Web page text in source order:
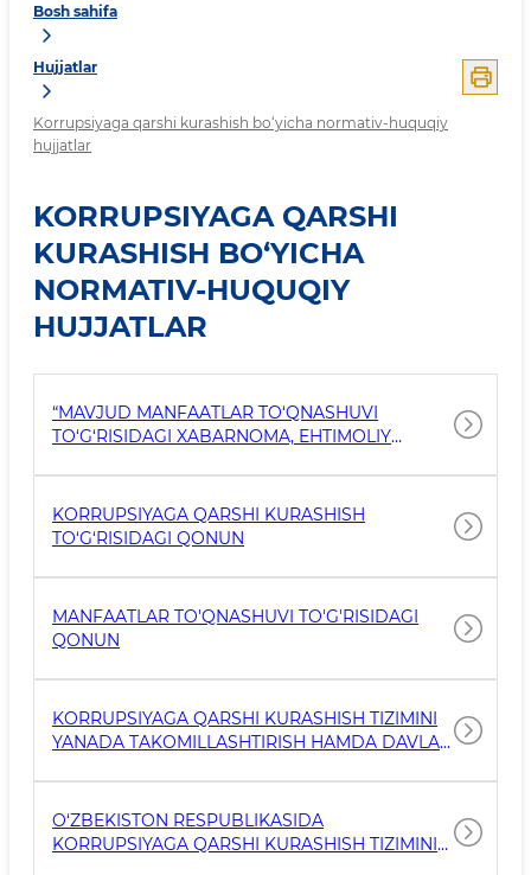
Bosh sahifa
Hujjatlar
Korrupsiyaga qarshi kurashish bo‘yicha normativ-huquqiy
hujjatlar
KORRUPSIYAGA QARSHI
KURASHISH BO‘YICHA
NORMATIV-HUQUQIY
HUJJATLAR
“MAVJUD MANFAATLAR TO‘QNASHUVI
TO‘G‘RISIDAGI XABARNOMA, EHTIMOLIY
DEKLARATSIYALAR VA MANFAATLAR
TO‘QNASHUVINI HISOBGA OLISH
REYESTRINING NAMUNAVIY SHAKLLARINI
KORRUPSIYAGA QARSHI KURASHISH
TO‘G‘RISIDAGI QONUN
MANFAATLAR TO'QNASHUVI TO'G'RISIDAGI
QONUN
KORRUPSIYAGA QARSHI KURASHISH TIZIMINI
YANADA TAKOMILLASHTIRISH HAMDA DAVLAT
USTIDAN JAMOATCHILIK NAZORATI TIZIMI
SAMARADORLIGINI OSHIRISH CHORA-
TADBIRLARI TO‘G‘RISIDA FARMON (PF-200)
O‘ZBEKISTON RESPUBLIKASIDA
KORRUPSIYAGA QARSHI KURASHISH TIZIMINI